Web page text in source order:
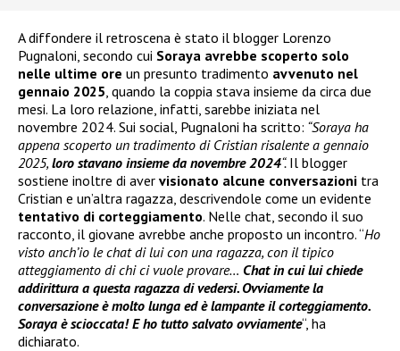
A diffondere il retroscena è stato il blogger Lorenzo
Pugnaloni, secondo cui Soraya avrebbe scoperto solo
nelle ultime ore un presunto tradimento avvenuto nel
gennaio 2025 , quando la coppia stava insieme da circa due
mesi. La loro relazione, infatti, sarebbe iniziata nel
novembre 2024. Sui social, Pugnaloni ha scritto: “Soraya ha
appena scoperto un tradimento di Cristian risalente a gennaio
2025, loro stavano insieme da novembre 2024“. Il blogger
sostiene inoltre di aver visionato alcune conversazioni tra
Cristian e un’altra ragazza, descrivendole come un evidente
tentativo di corteggiamento. Nelle chat, secondo il suo
racconto, il giovane avrebbe anche proposto un incontro. “Ho
visto anch’io le chat di lui con una ragazza, con il tipico
atteggiamento di chi ci vuole provare… Chat in cui lui chiede
addirittura a questa ragazza di vedersi. Ovviamente la
conversazione è molto lunga ed è lampante il corteggiamento.
Soraya è scioccata! E ho tutto salvato ovviamente“, ha
dichiarato.